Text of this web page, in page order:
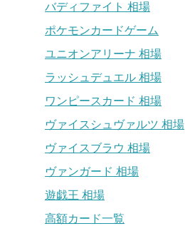
バディファイト 相場
ポケモンカードゲーム
ユニオンアリーナ 相場
ラッシュデュエル 相場
ワンピースカード 相場
ヴァイスシュヴァルツ 相場
ヴァイスブラウ 相場
ヴァンガード 相場
遊戯王 相場
高額カード一覧